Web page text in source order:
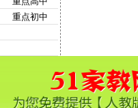
重点初中